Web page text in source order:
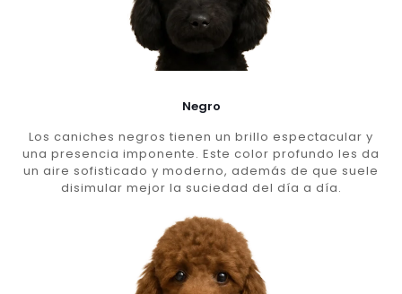
Negro
Los caniches negros tienen un brillo espectacular y
una presencia imponente. Este color profundo les da
un aire sofisticado y moderno, además de que suele
disimular mejor la suciedad del día a día.